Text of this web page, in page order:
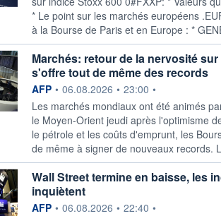
* Le point sur les marchés européens
à la Bourse de Paris et en Europe : *
Marchés: retour de la nervosité
s'offre tout de même des records
information fournie par
AFP • 06.08.2026 • 23:00 •
Les marchés mondiaux ont été animés
le Moyen-Orient jeudi après l'optimisme
le pétrole et les coûts d'emprunt, les
de même à signer de nouveaux records.
Wall Street termine en baisse, les
inquiètent
information fournie par
AFP • 06.08.2026 • 22:40 •